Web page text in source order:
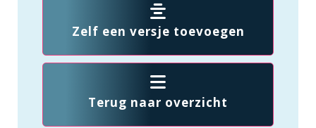
Zelf een versje toevoegen
Terug naar overzicht